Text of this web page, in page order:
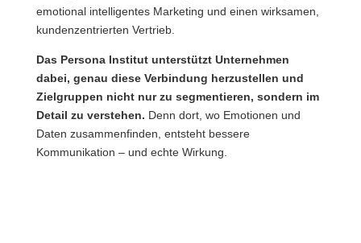
emotional intelligentes Marketing und einen wirksamen,
kundenzentrierten Vertrieb.
Das Persona Institut unterstützt Unternehmen
dabei, genau diese Verbindung herzustellen und
Zielgruppen nicht nur zu segmentieren, sondern im
Detail zu verstehen. Denn dort, wo Emotionen und
Daten zusammenfinden, entsteht bessere
Kommunikation – und echte Wirkung.